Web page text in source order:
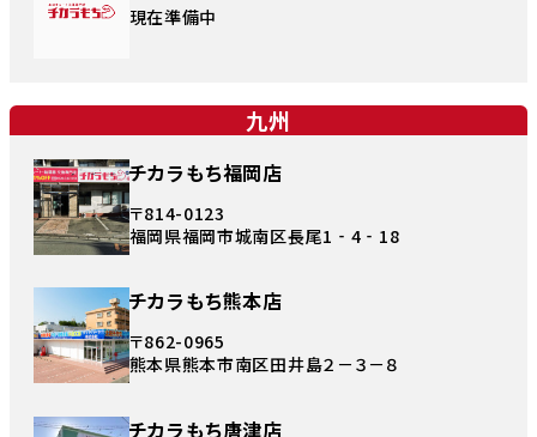
現在準備中
九州
チカラもち福岡店
〒814-0123
福岡県福岡市城南区長尾1‐4‐18
チカラもち熊本店
〒862-0965
熊本県熊本市南区田井島２－３－８
チカラもち唐津店